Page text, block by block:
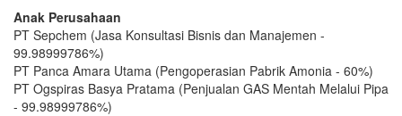
Anak Perusahaan
PT Sepchem (Jasa Konsultasi Bisnis dan Manajemen -
99.98999786%)
PT Panca Amara Utama (Pengoperasian Pabrik Amonia - 60%)
PT Ogspiras Basya Pratama (Penjualan GAS Mentah Melalui Pipa
- 99.98999786%)